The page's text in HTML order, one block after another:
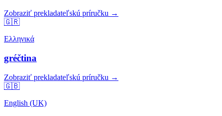
Zobraziť prekladateľskú príručku →
🇬🇷
Ελληνικά
gréčtina
Zobraziť prekladateľskú príručku →
🇬🇧
English (UK)